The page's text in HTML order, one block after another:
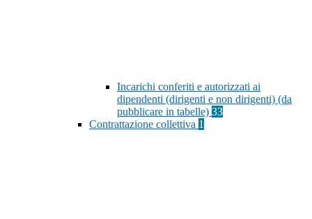
Incarichi conferiti e autorizzati ai
dipendenti (dirigenti e non dirigenti) (da
pubblicare in tabelle) 33
Contrattazione collettiva 1